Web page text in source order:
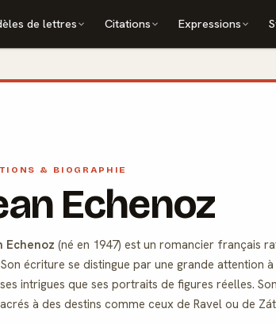
de lettres Citations Expressions
& BIOGRAPHIE
Echenoz
Echenoz (né en 1947) est un romancier français
écriture se distingue par une grande attention
intrigues que ses portraits de figures réelles.
à des destins comme ceux de Ravel ou de